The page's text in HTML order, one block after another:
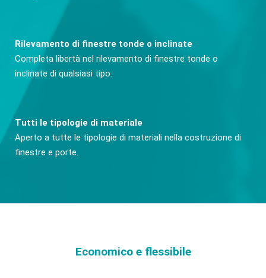
Rilevamento di finestre tonde o inclinate
Completa libertà nel rilevamento di finestre tonde o
inclinate di qualsiasi tipo.
Tutti le tipologie di materiale
Aperto a tutte le tipologie di materiali nella costruzione di
finestre e porte.
Economico e flessibile